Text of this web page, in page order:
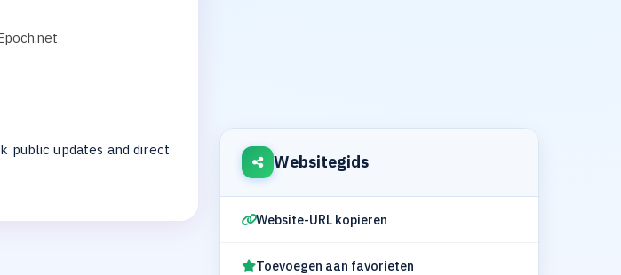
public updates and direct
Websitegids
Website-URL kopieren
Toevoegen aan favorieten